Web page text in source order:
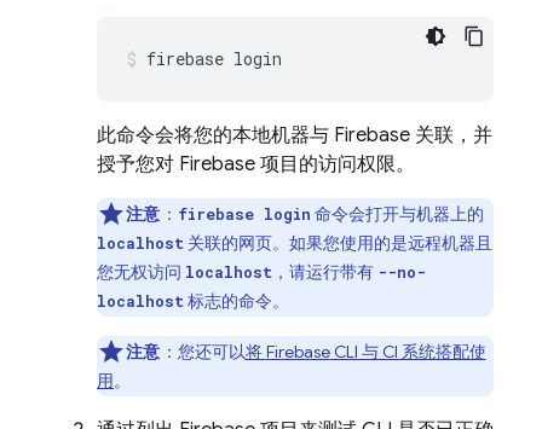
firebase login
此命令会将您的本地机器与 Firebase 关联，并
授予您对 Firebase 项目的访问权限。
注意 ： firebase login 命令会打开与机器上的
localhost 关联的网页。如果您使用的是远程机器且
您无权访问 localhost ，请运行带有 --no-
localhost 标志的命令。
注意 ：您还可以将FirebaseCLI 与 CI 系统搭配使
用。